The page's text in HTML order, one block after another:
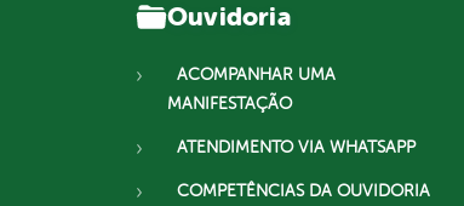
Ouvidoria
ACOMPANHAR UMA
MANIFESTAÇÃO
ATENDIMENTO VIA WHATSAPP
COMPETÊNCIAS DA OUVIDORIA